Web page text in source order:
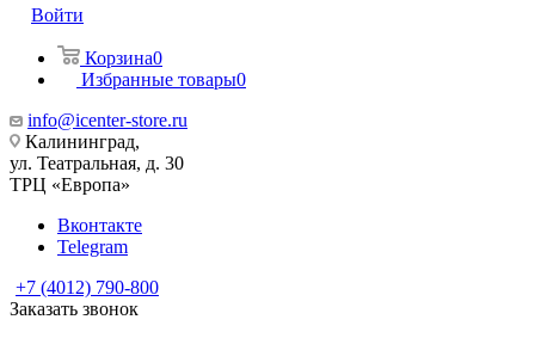
Войти
Корзина0
Избранные товары0
info@icenter-store.ru
Калининград,
ул. Театральная, д. 30
ТРЦ «Европа»
Вконтакте
Telegram
+7 (4012) 790-800
Заказать звонок